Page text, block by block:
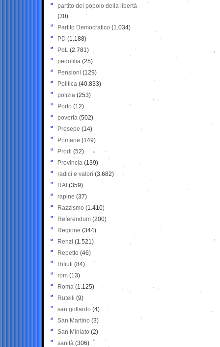
partito del popolo della libertà
(30)
Partito Democratico (1.034)
PD (1.188)
PdL (2.781)
pedofilia (25)
Pensioni (129)
Politica (40.833)
polizia (253)
Porto (12)
povertà (502)
Presepe (14)
Primarie (149)
Prodi (52)
Provincia (139)
radici e valori (3.682)
RAI (359)
rapine (37)
Razzismo (1.410)
Referendum (200)
Regione (344)
Renzi (1.521)
Repetto (46)
Rifiuti (84)
rom (13)
Roma (1.125)
Rutelli (9)
san gottardo (4)
San Martino (3)
San Miniato (2)
sanità (306)